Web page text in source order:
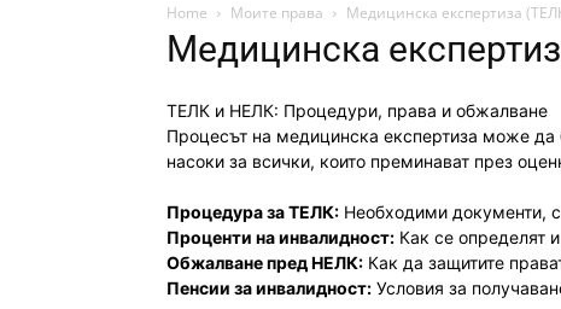
Home Моите права Медицинска експертиза
Медицинска
ТЕЛК и НЕЛК: Процедури, права и обжалване
Процесът на медицинска експертиза може
насоки за всички, които преминават през
Процедура за ТЕЛК: Необходими документи,
Проценти на инвалидност: Как се определят
Обжалване пред НЕЛК: Как да защитите
Пенсии за инвалидност: Условия за